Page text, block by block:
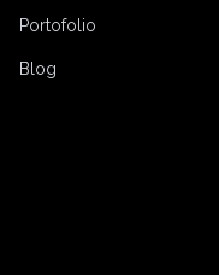
Portofolio
Blog